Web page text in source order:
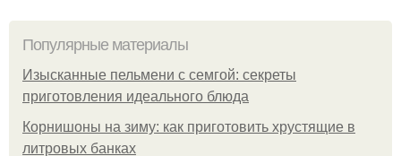
Популярные материалы
Изысканные пельмени с семгой: секреты
приготовления идеального блюда
Корнишоны на зиму: как приготовить хрустящие в
литровых банках